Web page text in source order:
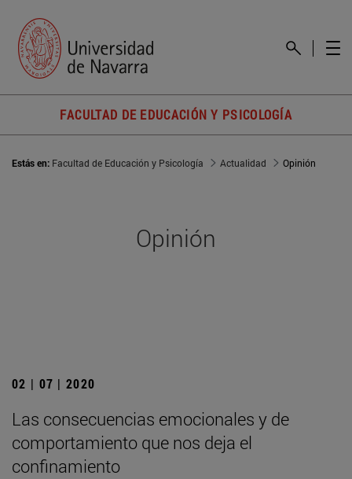
FACULTAD DE EDUCACIÓN Y PSICOLOGÍA
Estás en: Facultad de Educación y Psicología Actualidad Opinión
Opinión
02 | 07 | 2020
Las consecuencias emocionales y de
comportamiento que nos deja el
confinamiento